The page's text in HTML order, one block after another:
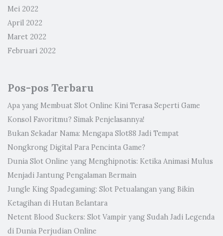
Mei 2022
April 2022
Maret 2022
Februari 2022
Pos-pos Terbaru
Apa yang Membuat Slot Online Kini Terasa Seperti Game
Konsol Favoritmu? Simak Penjelasannya!
Bukan Sekadar Nama: Mengapa Slot88 Jadi Tempat
Nongkrong Digital Para Pencinta Game?
Dunia Slot Online yang Menghipnotis: Ketika Animasi Mulus
Menjadi Jantung Pengalaman Bermain
Jungle King Spadegaming: Slot Petualangan yang Bikin
Ketagihan di Hutan Belantara
Netent Blood Suckers: Slot Vampir yang Sudah Jadi Legenda
di Dunia Perjudian Online